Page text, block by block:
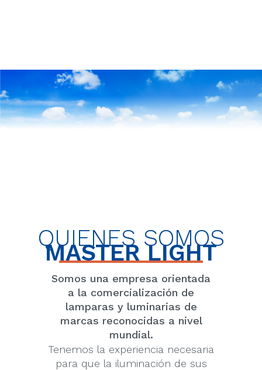
QUIENES SOMOS
MASTER LIGHT
Somos una empresa orientada
a la comercialización de
lamparas y luminarias de
marcas reconocidas a nivel
mundial.
Tenemos la experiencia necesaria
para que la iluminación de sus